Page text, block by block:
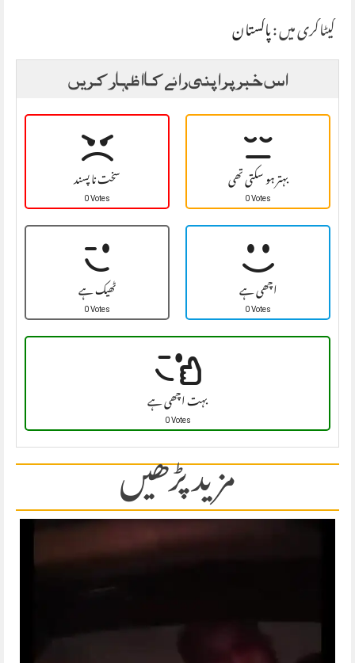
کیٹاگری میں :پاکستان
اس خبر پر اپنی رائے کا اظہار کریں
سخت نا پسند
0 Votes بہتر ہو سکتی تھی
0 Votes
ٹھیک ہے
0 Votes اچھی ہے
0 Votes
بہت اچھی ہے
0 Votes
مزید پڑھیں